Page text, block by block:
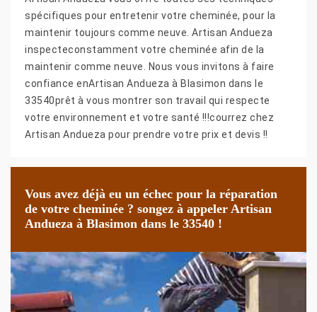
spécifiques pour entretenir votre cheminée, pour la
maintenir toujours comme neuve. Artisan Andueza
inspecteconstamment votre cheminée afin de la
maintenir comme neuve. Nous vous invitons à faire
confiance enArtisan Andueza à Blasimon dans le
33540prêt à vous montrer son travail qui respecte
votre environnement et votre santé !!!courrez chez
Artisan Andueza pour prendre votre prix et devis !!
Vous avez déjà eu un échec pour la réparation
de votre cheminée ? songez à appeler Artisan
Andueza à Blasimon dans le 33540 !